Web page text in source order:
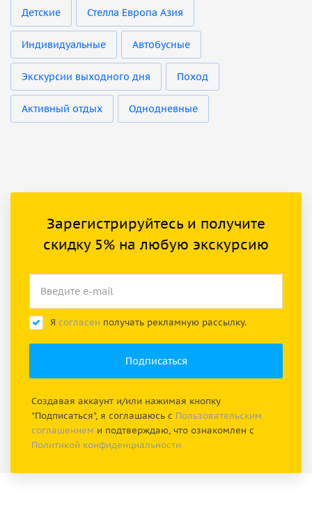
Детские Стелла Европа Азия
Индивидуальные Автобусные
Экскурсии выходного дня Поход
Активный отдых Однодневные
Зарегистрируйтесь и получите
скидку 5% на любую экскурсию
Я согласен получать рекламную рассылку.
Создавая аккаунт и/или нажимая кнопку
"Подписаться", я соглашаюсь с Пользовательским
соглашением и подтверждаю, что ознакомлен с
Политикой конфиденциальности